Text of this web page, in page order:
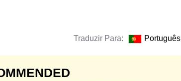
Traduzir Para: Português